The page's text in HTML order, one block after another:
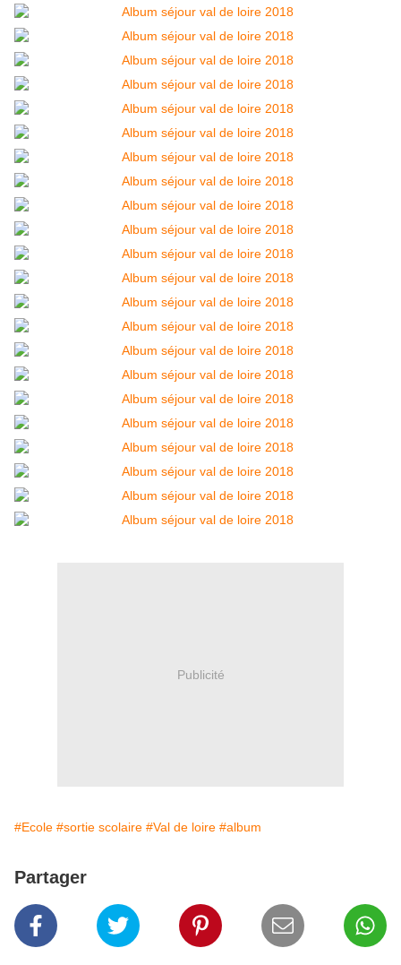
Publicité
#Ecole #sortie scolaire #Val de loire #album
Partager